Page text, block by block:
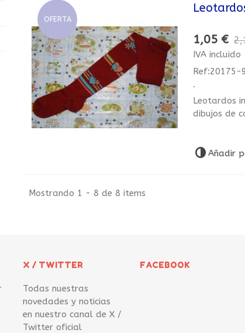
OFERTA
1,05 €
IVA incluido
Ref:20175-
.
Leotardos
dibujos de
Añadir
Mostrando 1 - 8 de 8 items
X / TWITTER
Todas nuestras
novedades y noticias
en nuestro canal de X /
Twitter oficial
FACEBOOK